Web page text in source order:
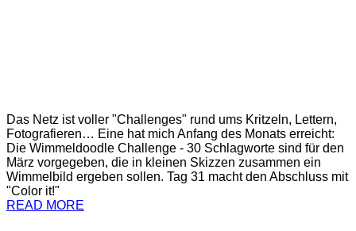
Das Netz ist voller "Challenges" rund ums Kritzeln, Lettern,
Fotografieren… Eine hat mich Anfang des Monats erreicht:
Die Wimmeldoodle Challenge - 30 Schlagworte sind für den
März vorgegeben, die in kleinen Skizzen zusammen ein
Wimmelbild ergeben sollen. Tag 31 macht den Abschluss mit
"Color it!"
READ MORE